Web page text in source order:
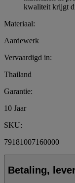
kwaliteit krijgt
Materiaal:
Aardewerk
Vervaardigd in:
Thailand
Garantie:
10 Jaar
SKU:
79181007160000
Betaling,